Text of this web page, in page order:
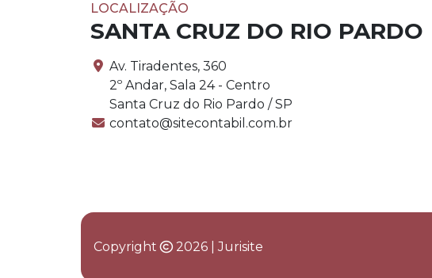
LOCALIZAÇÃO
SANTA CRUZ DO RIO PARDO
Av. Tiradentes, 360
2º Andar, Sala 24 - Centro
Santa Cruz do Rio Pardo / SP
contato@sitecontabil.com.br
Copyright 2026 | Jurisite